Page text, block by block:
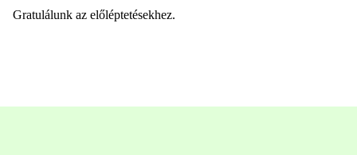
Gratulálunk az előléptetésekhez.